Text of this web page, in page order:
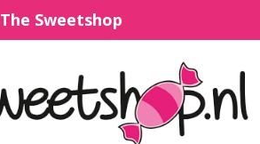
The Sweetshop